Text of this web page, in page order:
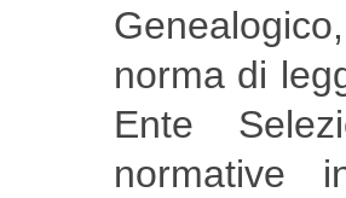
norma di
Ente
normative